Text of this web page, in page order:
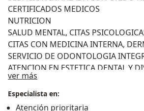
CERTIFICADOS MEDICOS
NUTRICION
SALUD MENTAL, CITAS
CITAS CON MEDICINA INTERNA,
SERVICIO DE ODONTOLOGIA
ATENCION EN ESTETICA DENTAL Y
ver más
Especialista en:
Atención prioritaria